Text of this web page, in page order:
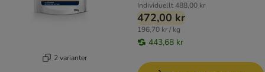
2 varianter
Individuellt488,00 kr
472,00 kr
196,70 kr / kg
443,68 kr